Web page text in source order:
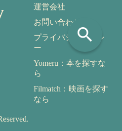
search
運営会社
お問い合わせ
プライバシーポリシ
ー
Yomeru：本を探すな
ら
Filmatch：映画を探す
なら